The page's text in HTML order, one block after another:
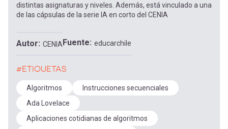
distintas asignaturas y niveles. Además, está vinculado a una
de las cápsulas de la serie IA en corto del CENIA
Autor CENIAFuente educarchile
#ETIQUETAS
Algoritmos
Instrucciones secuenciales
Ada Lovelace
Aplicaciones cotidianas de algoritmos